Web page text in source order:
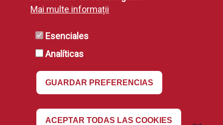
Disponibilidad
Declaración de Accesibilidad
Política de Cookies
Mai multe informații
Esenciales
Analíticas
GUARDAR PREFERENCIAS
ACEPTAR TODAS LAS COOKIES